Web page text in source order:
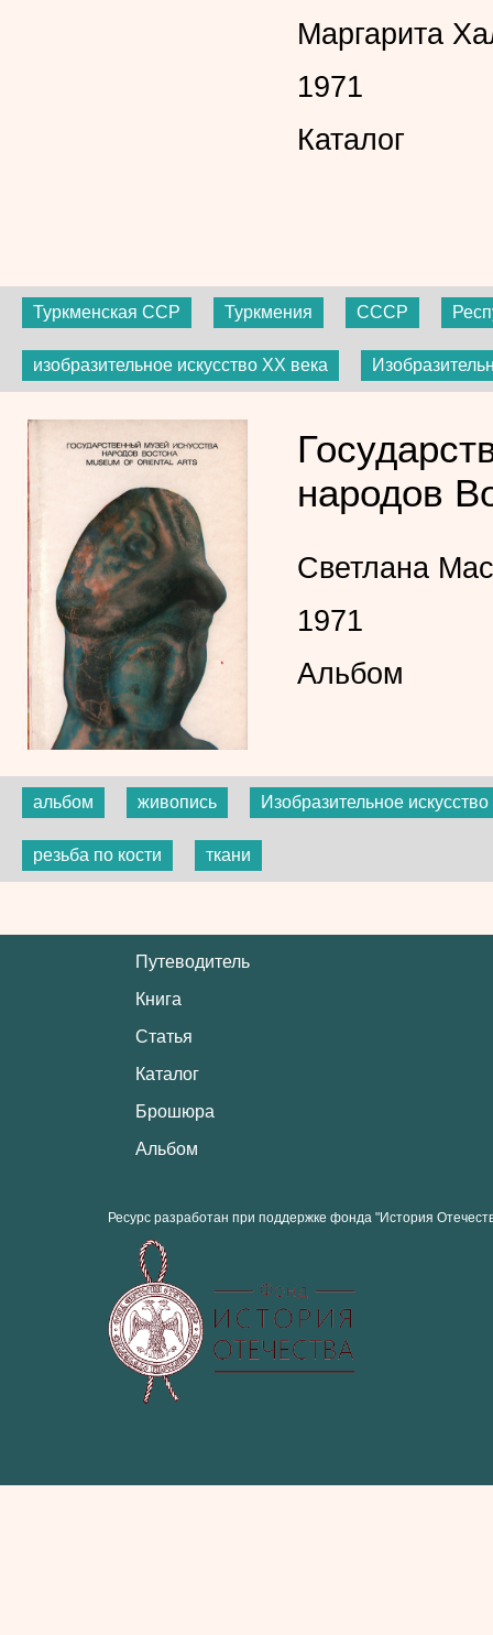
Маргарита
1971
Каталог
Туркменская ССР Туркмения СССР
изобразительное искусство ХХ века
народов
Светлана
1971
Альбом
альбом живопись Изобразительное искусство
резьба по кости ткани
Путеводитель
Книга
Статья
Каталог
Брошюра
Альбом
Ресурс разработан при поддержке фонда "История